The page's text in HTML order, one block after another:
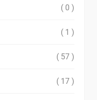
( 0 )
( 1 )
( 57 )
( 17 )